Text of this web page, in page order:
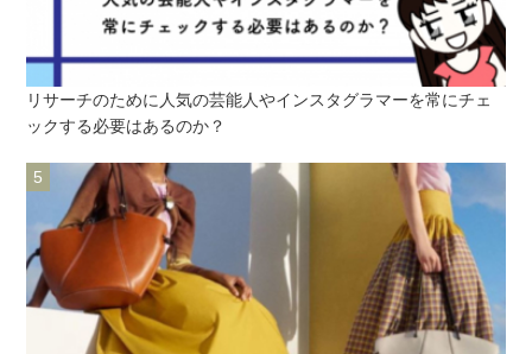
リサーチのために人気の芸能人やインスタグラマーを常にチェ
ックする必要はあるのか？